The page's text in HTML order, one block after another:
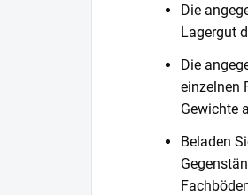
Die
Lagergut
Die
einzelnen
Gewichte
Beladen